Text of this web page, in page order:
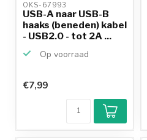
OKS-67993
USB-A naar USB-B
haaks (beneden) kabel
- USB2.0 - tot 2A ...
Op voorraad
€7,99